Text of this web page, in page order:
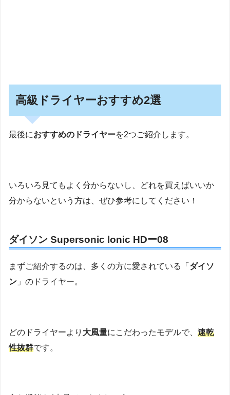
高級ドライヤーおすすめ2選
最後におすすめのドライヤーを2つご紹介します。
いろいろ見てもよく分からないし、どれを買えばいいか
分からないという方は、ぜひ参考にしてください！
ダイソン Supersonic lonic HDー08
まずご紹介するのは、多くの方に愛されている「 ダイソ
ン 」のドライヤー。
どのドライヤーより 大風量にこだわったモデルで、 速乾
性抜群です。